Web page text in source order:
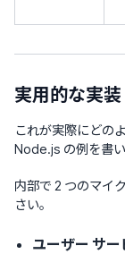
実用的な実
これが実際にどの
Node.js の例を書い
内部で 2 つのマイ
さい。
ユーザー サー